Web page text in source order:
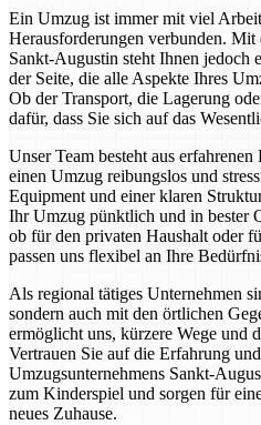
Ein Umzug ist immer mit viel
Herausforderungen verbunden. Mit
Sankt-Augustin steht Ihnen jedoch
der Seite, die alle Aspekte Ihres
Ob der Transport, die Lagerung
dafür, dass Sie sich auf das
Unser Team besteht aus
einen Umzug reibungslos und
Equipment und einer klaren
Ihr Umzug pünktlich und in bester
ob für den privaten Haushalt oder
passen uns flexibel an Ihre
Als regional tätiges Unternehmen
sondern auch mit den örtlichen
ermöglicht uns, kürzere Wege und
Vertrauen Sie auf die Erfahrung
Umzugsunternehmens Sankt-
zum Kinderspiel und sorgen für
neues Zuhause.